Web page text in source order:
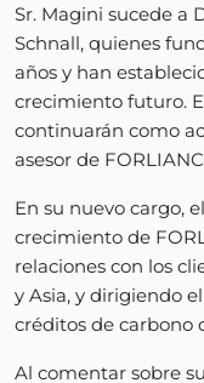
Sr. Magini sucede a
Schnall, quienes
años y han
crecimiento futuro.
continuarán como
asesor de
En su nuevo cargo,
crecimiento de
relaciones con los
y Asia, y dirigiendo
créditos de carbono
Al comentar sobre